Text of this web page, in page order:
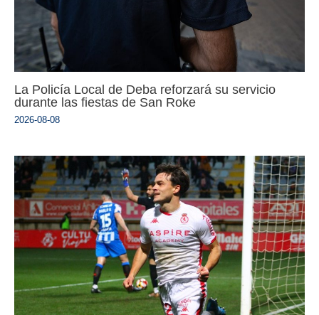
La Policía Local de Deba reforzará su servicio
durante las fiestas de San Roke
2026-08-08